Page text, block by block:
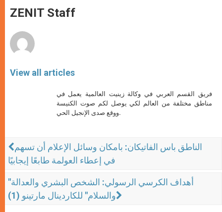
p
p
g
e
o
k
ZENIT Staff
View all articles
فريق القسم العربي في وكالة زينيت العالمية يعمل في
مناطق مختلفة من العالم لكي يوصل لكم صوت الكنيسة
ووقع صدى الإنجيل الحي.
الناطق باس الفاتيكان: بامكان وسائل الإعلام أن تسهم
في إعطاء العولمة طابعًا إيجابيًا
"أهداف الكرسي الرسولي: الشخص البشري والعدالة
والسلام" للكاردينال مارتينو (1)